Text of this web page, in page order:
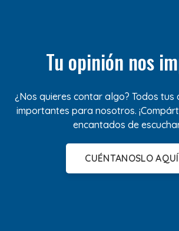
Tu opinión nos
¿Nos quieres contar algo? Todos tus
importantes para nosotros.
encantados de
CUÉNTANOSLO AQUÍ